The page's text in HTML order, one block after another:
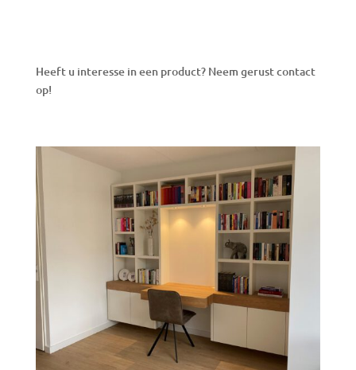
Heeft u interesse in een product? Neem gerust contact
op!